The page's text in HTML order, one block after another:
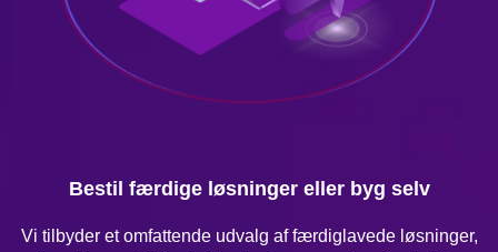
Bestil færdige løsninger eller byg selv
Vi tilbyder et omfattende udvalg af færdiglavede løsninger,